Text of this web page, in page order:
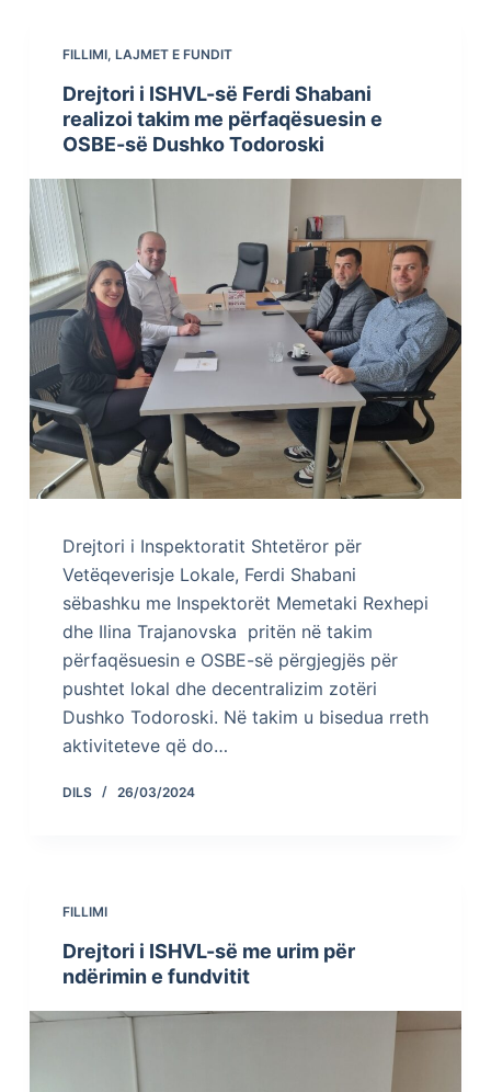
FILLIMI, LAJMET E FUNDIT
Drejtori i ISHVL-së Ferdi Shabani
realizoi takim me përfaqësuesin e
OSBE-së Dushko Todoroski
Drejtori i Inspektoratit Shtetëror për
Vetëqeverisje Lokale, Ferdi Shabani
sëbashku me Inspektorët Memetaki Rexhepi
dhe Ilina Trajanovska pritën në takim
përfaqësuesin e OSBE-së përgjegjës për
pushtet lokal dhe decentralizim zotëri
Dushko Todoroski. Në takim u bisedua rreth
aktiviteteve që do…
DILS 26/03/2024
FILLIMI
Drejtori i ISHVL-së me urim për
ndërimin e fundvitit